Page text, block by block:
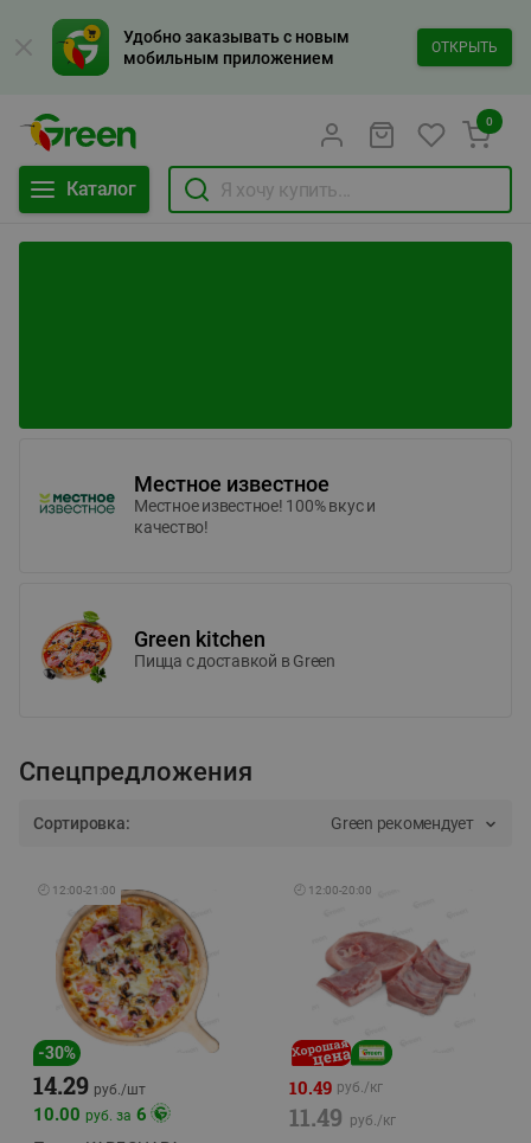
Удобно заказывать с новым
мобильным приложением
ОТКРЫТЬ
Каталог
0
Местное известное
Местное известное! 100% вкус и
качество!
Green kitchen
Пицца c доставкой в Green
Спецпредложения
Сортировка: Green рекомендует
🕘 12:00-21:00
-30%
14.29 руб./шт
10.00 руб. за 6
🕘 12:00-20:00
10.49 руб./кг
11.49 руб./кг